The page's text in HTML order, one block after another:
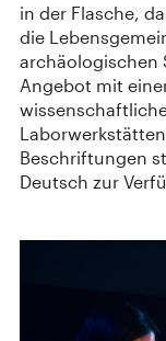
in der Flasche,
die
archäologischen
Angebot mit
Beschriftungen
Deutsch zur